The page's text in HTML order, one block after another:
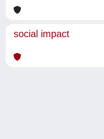
social impact